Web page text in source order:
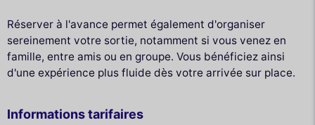
Réserver à l'avance permet également d'organiser
sereinement votre sortie, notamment si vous venez en
famille, entre amis ou en groupe. Vous bénéficiez ainsi
d'une expérience plus fluide dès votre arrivée sur place.
Informations tarifaires